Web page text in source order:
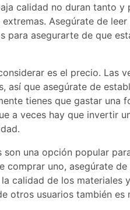
calidad no duran tanto
Asegúrate de
para asegurarte de que
es el precio. Las
así que asegúrate de
tienes que gastar una
a veces hay que invertir
son una opción popular
comprar uno, asegúrate
calidad de los materiales
otros usuarios también es